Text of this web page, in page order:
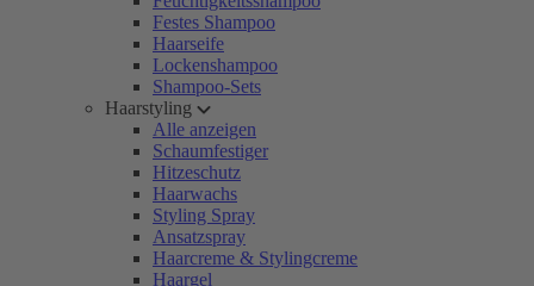
Festes Shampoo
Haarseife
Lockenshampoo
Shampoo-Sets
Haarstyling
Alle anzeigen
Schaumfestiger
Hitzeschutz
Haarwachs
Styling Spray
Ansatzspray
Haarcreme & Stylingcreme
Haargel